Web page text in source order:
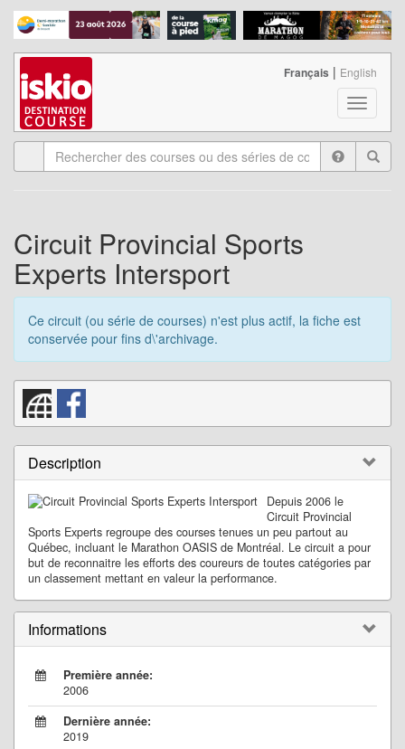
T
o
g
l
t
o
n
Français | English
Circuit Provincial Sports
Experts Intersport
Ce circuit (ou série de courses) n'est plus actif, la fiche est
conservée pour fins d\'archivage.
Description
Depuis 2006 le
Circuit Provincial
Sports Experts regroupe des courses tenues un peu partout au
Québec, incluant le Marathon OASIS de Montréal. Le circuit a pour
but de reconnaitre les efforts des coureurs de toutes catégories par
un classement mettant en valeur la performance.
Informations
Première année:
2006
Dernière année:
2019